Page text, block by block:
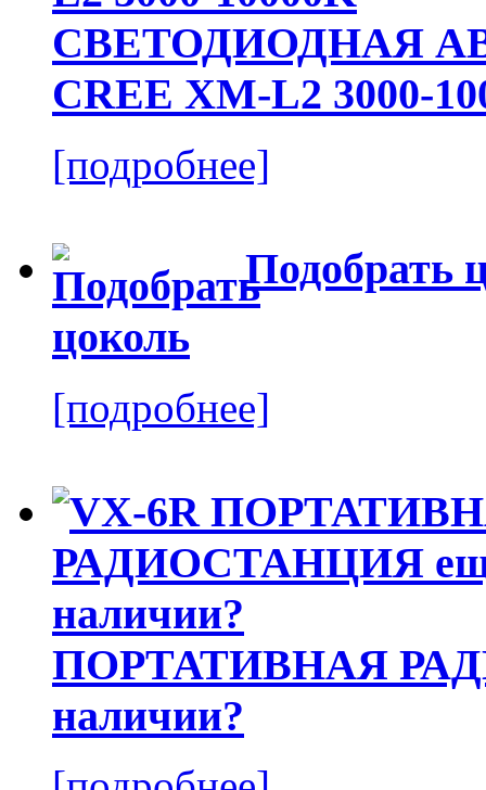
СВЕТОДИОДНАЯ
CREE XM-L2 3000-
[подробнее]
Подобрать
[подробнее]
ПОРТАТИВНАЯ
наличии?